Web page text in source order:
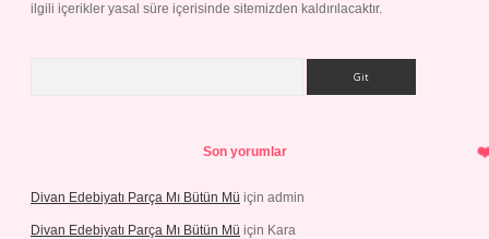
ilgili içerikler yasal süre içerisinde sitemizden kaldırılacaktır.
Son yorumlar
Divan Edebiyatı Parça Mı Bütün Mü için admin
Divan Edebiyatı Parça Mı Bütün Mü için Kara